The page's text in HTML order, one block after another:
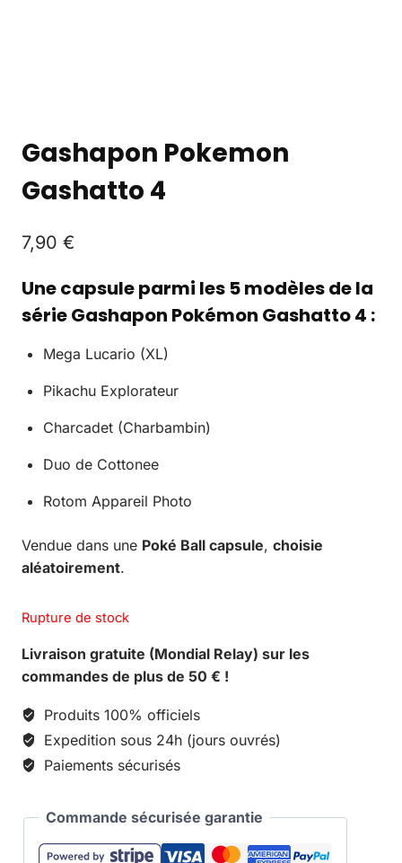
Gashapon Pokemon
Gashatto 4
7,90 €
Une capsule parmi les 5 modèles de la
série Gashapon Pokémon Gashatto 4 :
Mega Lucario (XL)
Pikachu Explorateur
Charcadet (Charbambin)
Duo de Cottonee
Rotom Appareil Photo
Vendue dans une Poké Ball capsule, choisie
aléatoirement.
Rupture de stock
Livraison gratuite (Mondial Relay) sur les
commandes de plus de 50 € !
Produits 100% officiels
Expedition sous 24h (jours ouvrés)
Paiements sécurisés
Commande sécurisée garantie